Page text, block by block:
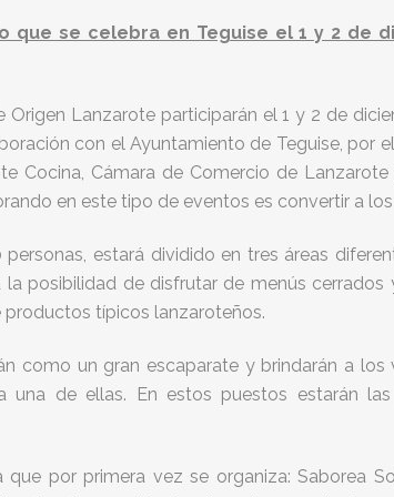
que se celebra en Teguise el 1 y 2 de
Lanzarote participarán el 1 y 2 de
con el Ayuntamiento de Teguise, por
Cocina, Cámara de Comercio de
en este tipo de eventos es convertir a
estará dividido en tres áreas
posibilidad de disfrutar de menús
productos típicos lanzaroteños.
como un gran escaparate y brindarán a
de ellas. En estos puestos estarán
por primera vez se organiza: Saborea